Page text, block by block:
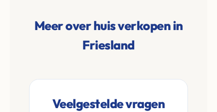
Meer over huis verkopen in
Friesland
Veelgestelde vragen